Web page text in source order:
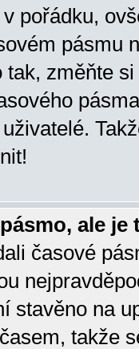
pořádku,
pásmu
tak, změňte
ale je
časové
stavěno na
takže